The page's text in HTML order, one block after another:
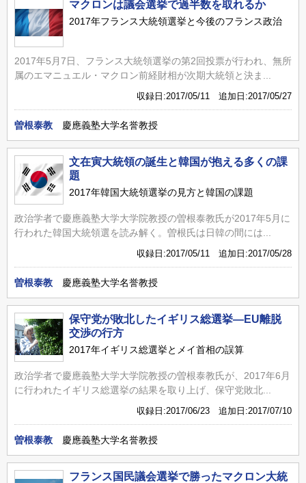
マクロンは議会選挙で過半数を取れるか
2017年フランス大統領選挙と今後のフランス政治
2017年5月7日、フランス大統領選挙の第2回投票が行われ、無所
属のエマニュエル・マクロン前経財相が次期大統領と決ま...
収録日:2017/05/11 追加日:2017/05/27
曽根泰教 慶應義塾大学名誉教授
文在寅大統領の誕生と韓国が抱える多くの課
題
2017年韓国大統領選挙の見方と韓国の課題
政治学者で慶應義塾大学大学院教授の曽根泰教氏が2017年5月に
行われた韓国大統領選を読み解く。曽根氏は日韓の間には...
収録日:2017/05/11 追加日:2017/05/28
曽根泰教 慶應義塾大学名誉教授
保守党が敗北したイギリス総選挙―EU離脱
交渉の行方
2017年イギリス総選挙とメイ首相の誤算
政治学者で慶應義塾大学大学院教授の曽根泰教氏が、2017年6月
に行われたイギリス総選挙の結果を取り上げ、保守党敗北...
収録日:2017/06/23 追加日:2017/07/10
曽根泰教 慶應義塾大学名誉教授
フランス国民議会選挙で勝ったマクロン大統